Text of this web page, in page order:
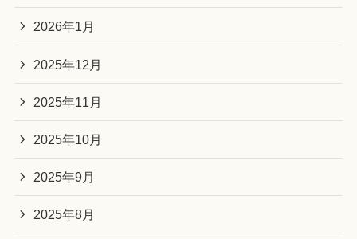
2026年1月
2025年12月
2025年11月
2025年10月
2025年9月
2025年8月